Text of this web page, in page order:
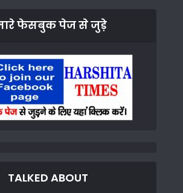
फेसबुक पेज से जुड़े
TALKED ABOUT